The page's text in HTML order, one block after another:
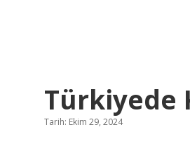
Türkiyede
Tarih: Ekim 29, 2024